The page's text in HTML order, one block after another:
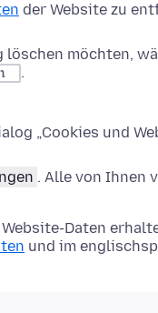
der Website zu
möchten,
.
„Cookies und
. Alle von Ihnen
Daten
und im